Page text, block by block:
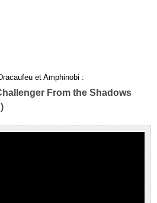
et Amphinobi :
From the Shadows